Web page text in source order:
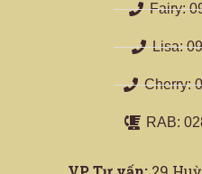
Fairy:
Lisa:
Cherry:
RAB: